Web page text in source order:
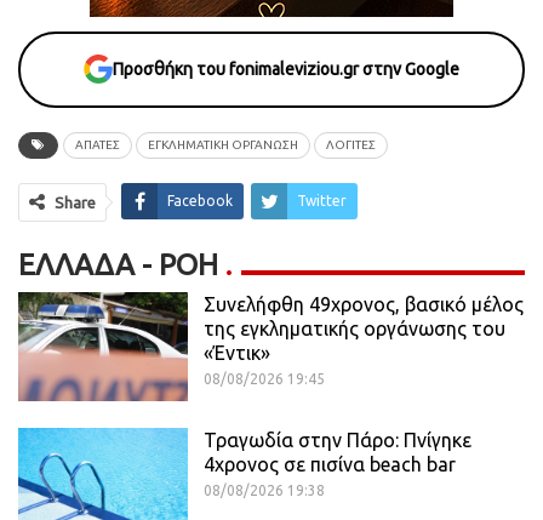
Προσθήκη του fonimaleviziou.gr στην Google
ΑΠΑΤΕΣ ΕΓΚΛΗΜΑΤΙΚΗ ΟΡΓΑΝΩΣΗ ΛΟΓΙΤΕΣ
Share Facebook Twitter
ΕΛΛΆΔΑ - ΡΟΗ
Συνελήφθη 49χρονος, βασικό μέλος
της εγκληματικής οργάνωσης του
«Έντικ»
08/08/2026 19:45
Τραγωδία στην Πάρο: Πνίγηκε
4χρονος σε πισίνα beach bar
08/08/2026 19:38